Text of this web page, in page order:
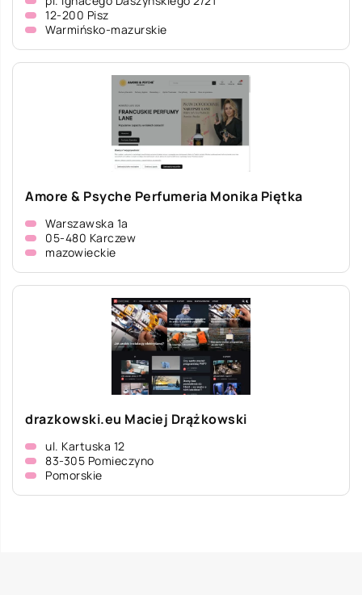
12-200 Pisz
Warmińsko-mazurskie
Amore & Psyche Perfumeria Monika Piętka
Warszawska 1a
05-480 Karczew
mazowieckie
drazkowski.eu Maciej Drążkowski
ul. Kartuska 12
83-305 Pomieczyno
Pomorskie